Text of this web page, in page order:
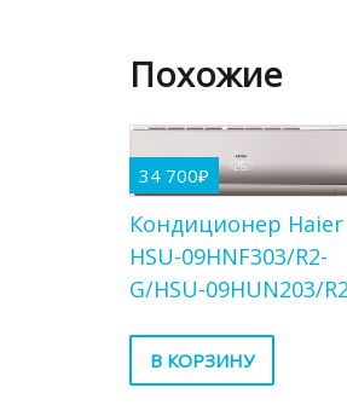
Похожие
34 700₽
Кондиционер Haier
HSU-09HNF303/R2-
G/HSU-09HUN203/R2
В КОРЗИНУ